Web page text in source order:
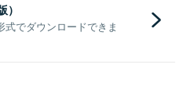
でダウンロードできま